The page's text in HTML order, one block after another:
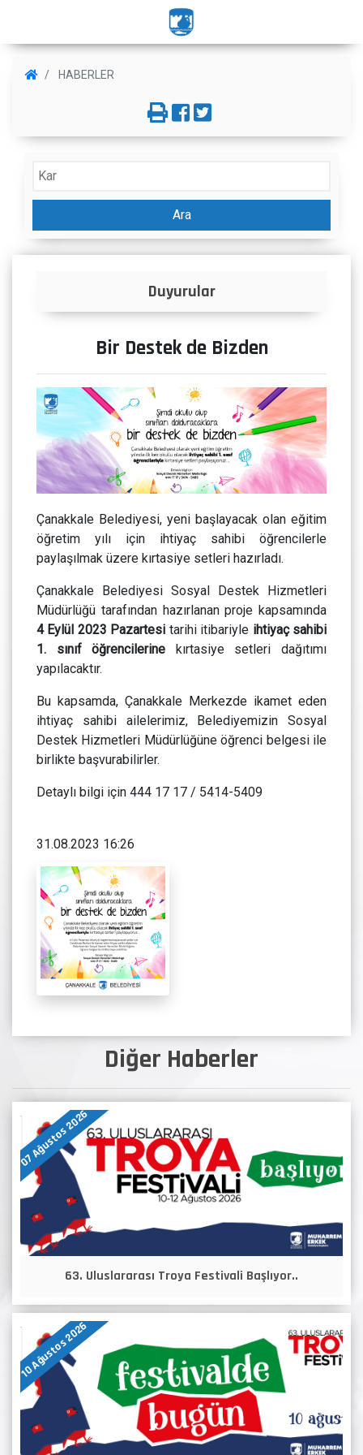
HABERLER
Diğer Haberler
07 Ağustos 2026
63. Uluslararası Troya Festivali Başlıyor..
10 Ağustos 2026
Ara
Bir Destek de Bizden
Çanakkale Belediyesi, yeni başlayacak olan eğitim
öğretim yılı için ihtiyaç sahibi öğrencilerle
paylaşılmak üzere kırtasiye setleri hazırladı.
Çanakkale Belediyesi Sosyal Destek Hizmetleri
Müdürlüğü tarafından hazırlanan proje kapsamında
4 Eylül 2023 Pazartesi tarihi itibariyle ihtiyaç sahibi
1. sınıf öğrencilerine
kırtasiye setleri dağıtımı
yapılacaktır.
Bu kapsamda, Çanakkale Merkezde ikamet eden
ihtiyaç sahibi ailelerimiz, Belediyemizin Sosyal
Destek Hizmetleri Müdürlüğüne öğrenci belgesi ile
birlikte başvurabilirler.
Detaylı bilgi için 444 17 17 / 5414-5409
31.08.2023 16:26